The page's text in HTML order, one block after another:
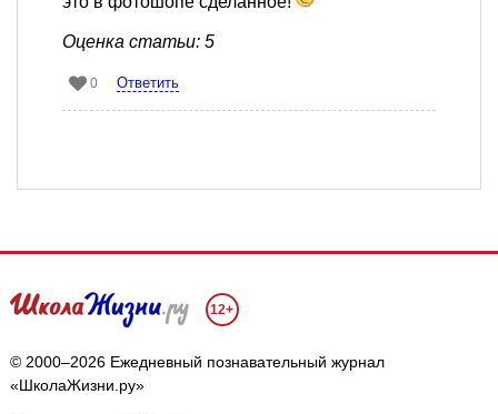
Оценка статьи: 5
0 Ответить
12+
© 2000–2026 Ежедневный познавательный журнал
«ШколаЖизни.ру»